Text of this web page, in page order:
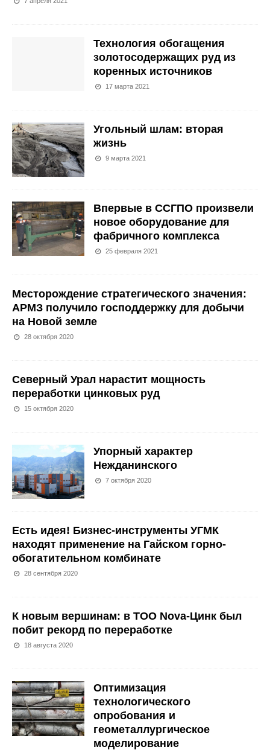
Технология обогащения
золотосодержащих руд из
коренных источников
17 марта 2021
Угольный шлам: вторая
жизнь
9 марта 2021
Впервые в ССГПО произвели
новое оборудование для
фабричного комплекса
25 февраля 2021
Месторождение стратегического значения:
АРМЗ получило господдержку для добычи
на Новой земле
28 октября 2020
Северный Урал нарастит мощность
переработки цинковых руд
15 октября 2020
Упорный характер
Нежданинского
7 октября 2020
Есть идея! Бизнес-инструменты УГМК
находят применение на Гайском горно-
обогатительном комбинате
28 сентября 2020
К новым вершинам: в ТОО Nova-Цинк был
побит рекорд по переработке
18 августа 2020
Оптимизация
технологического
опробования и
геометаллургическое
моделирование